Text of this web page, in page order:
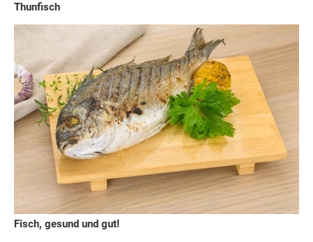
Thunfisch
Fisch, gesund und gut!